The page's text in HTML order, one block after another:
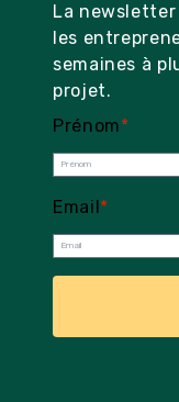
La newsletter
les
semaines à
projet.
Prénom*
Email*